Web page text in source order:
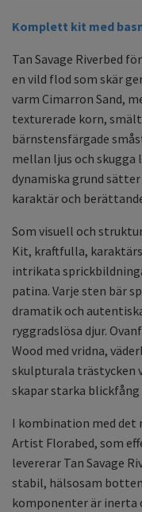
Komplett kit med
Tan Savage Riverbed
en vild flod som skär
varm Cimarron Sand,
texturerade korn,
bärnstensfärgade
mellan ljus och skugga
dynamiska grund
karaktär och
Som visuell och
Kit, kraftfulla,
intrikata
patina. Varje sten bär
dramatik och
ryggradslösa djur.
Wood med vridna,
skulpturala trästycken
skapar starka
I kombination med det
Artist Florabed, som
levererar Tan Savage
stabil, hälsosam
komponenter är inerta